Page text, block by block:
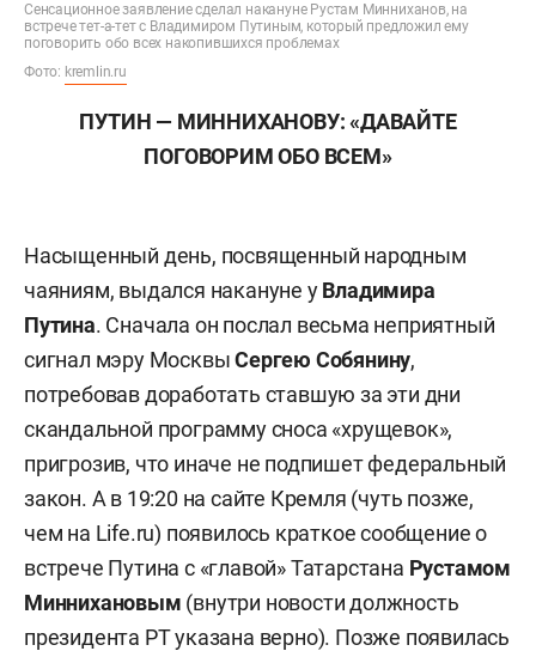
Сенсационное заявление сделал накануне Рустам Минниханов, на
встрече тет-а-тет с Владимиром Путиным, который предложил ему
поговорить обо всех накопившихся проблемах
Фото: kremlin.ru
ПУТИН — МИННИХАНОВУ: «ДАВАЙТЕ
ПОГОВОРИМ ОБО ВСЕМ»
Насыщенный день, посвященный народным
чаяниям, выдался накануне уВладимира
Путина. Сначала он послал весьма неприятный
сигнал мэру МосквыСергею Собянину,
потребовав доработать ставшую за эти дни
скандальной программу сноса «хрущевок»,
пригрозив, что иначе не подпишет федеральный
закон. А в 19:20 на сайте Кремля (чуть позже,
чем на Life.ru) появилось краткое сообщение о
встрече Путина с «главой» Татарстана Рустамом
Миннихановым (внутри новости должность
президента РТ указана верно). Позже появилась